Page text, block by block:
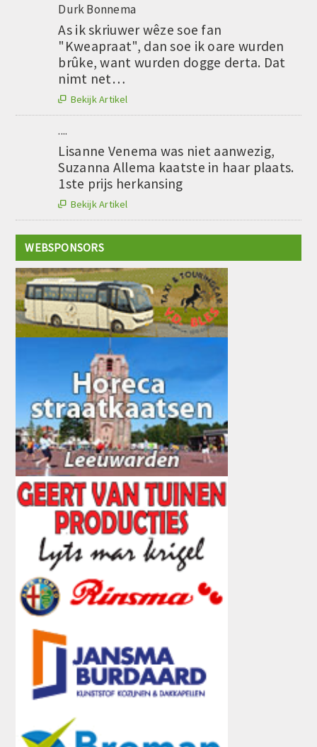
Durk Bonnema
As ik skriuwer wêze soe fan
"Kweapraat", dan soe ik oare wurden
brûke, want wurden dogge derta. Dat
nimt net…
 Bekijk Artikel
....
Lisanne Venema was niet aanwezig,
Suzanna Allema kaatste in haar plaats.
1ste prijs herkansing
 Bekijk Artikel
WEBSPONSORS